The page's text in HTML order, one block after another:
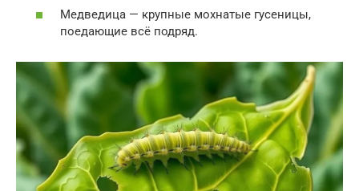
Медведица — крупные мохнатые гусеницы,
поедающие всё подряд.